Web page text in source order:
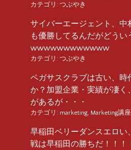
カテゴリ: つぶやき
サイバーエージェント、中
も優勝してるんだがどうい
wwwwwwwwwwww
カテゴリ: つぶやき
ペガサスクラブは古い、時
か？加盟企業・実績が凄く
があるが・・・
カテゴリ: marketing Marketing講座
早稲田ベリーダンスエロい
戦は早稲田の勝ちだ！！！